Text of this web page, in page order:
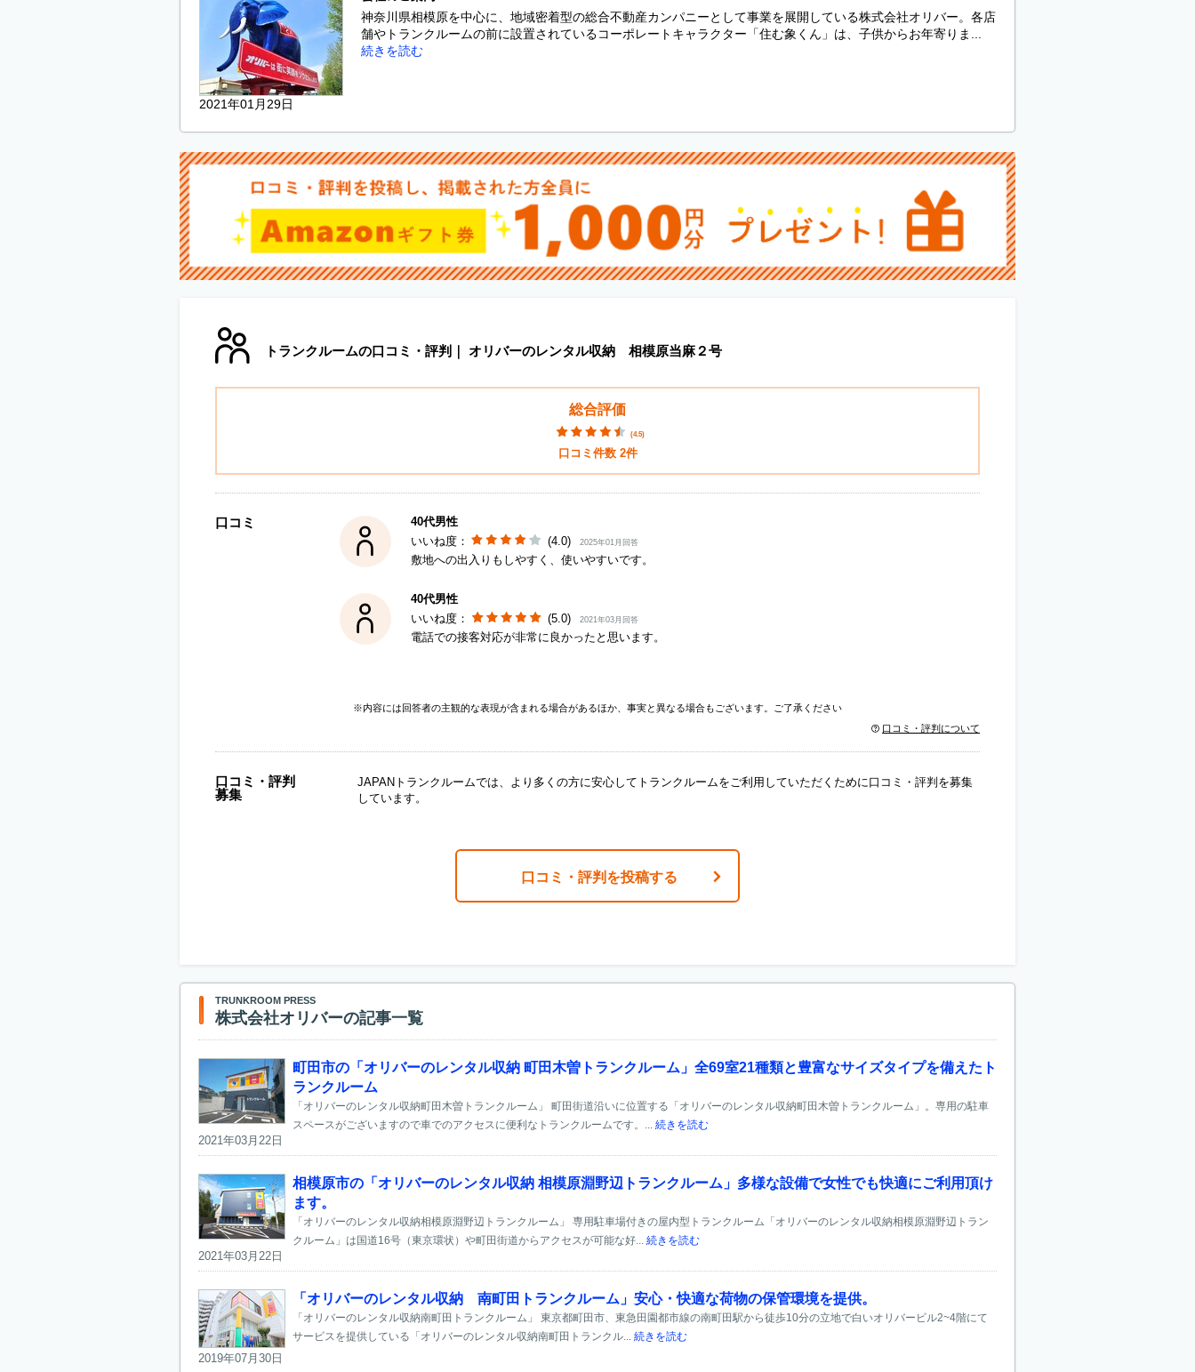
2021年01月29日
神奈川県相模原を中心に、地域密着型の総合不動産カンパニーとして事業を展開している株式会社オリバー。各店
舗やトランクルームの前に設置されているコーポレートキャラクター「住む象くん」は、子供からお年寄りま...
続きを読む
トランクルームの口コミ・評判｜ オリバーのレンタル収納 相模原当麻２号
総合評価
(4.5)
口コミ件数 2件
口コミ
40代男性
いいね度：
(4.0) 2025年01月回答
敷地への出入りもしやすく、使いやすいです。
40代男性
いいね度：
(5.0) 2021年03月回答
電話での接客対応が非常に良かったと思います。
※内容には回答者の主観的な表現が含まれる場合があるほか、事実と異なる場合もございます。ご了承ください
口コミ・評判について
口コミ・評判
募集
JAPANトランクルームでは、より多くの方に安心してトランクルームをご利用していただくために口コミ・評判を募集
しています。
口コミ・評判を投稿する
TRUNKROOM PRESS
株式会社オリバーの記事一覧
町田市の「オリバーのレンタル収納 町田木曽トランクルーム」全69室21種類と豊富なサイズタイプを備えたト
ランクルーム
「オリバーのレンタル収納町田木曽トランクルーム」 町田街道沿いに位置する「オリバーのレンタル収納町田木曽トランクルーム」。専用の駐車
スペースがございますので車でのアクセスに便利なトランクルームです。...
続きを読む
2021年03月22日
相模原市の「オリバーのレンタル収納 相模原淵野辺トランクルーム」多様な設備で女性でも快適にご利用頂け
ます。
「オリバーのレンタル収納相模原淵野辺トランクルーム」 専用駐車場付きの屋内型トランクルーム「オリバーのレンタル収納相模原淵野辺トラン
クルーム」は国道16号（東京環状）や町田街道からアクセスが可能な好...
続きを読む
2021年03月22日
「オリバーのレンタル収納 南町田トランクルーム」安心・快適な荷物の保管環境を提供。
「オリバーのレンタル収納南町田トランクルーム」 東京都町田市、東急田園都市線の南町田駅から徒歩10分の立地で白いオリバービル2~4階にて
サービスを提供している「オリバーのレンタル収納南町田トランクル...
続きを読む
2019年07月30日